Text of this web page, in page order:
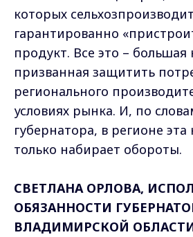
которых
гарантированно
продукт. Все это –
призванная защитить
регионального
условиях рынка. И, по
губернатора, в регионе
только набирает обороты.
СВЕТЛАНА ОРЛОВА,
ОБЯЗАННОСТИ
ВЛАДИМИРСКОЙ